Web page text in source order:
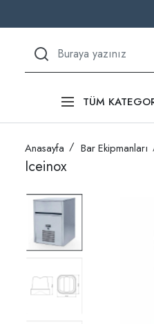
TÜM
Anasayfa Bar Ekipmanları
Iceinox